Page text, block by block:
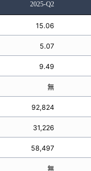
2025-Q2
15.06
5.07
9.49
無
92,824
31,226
58,497
無